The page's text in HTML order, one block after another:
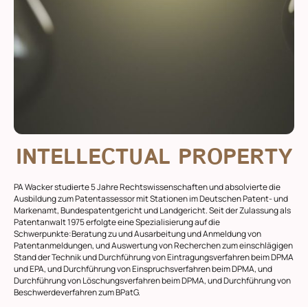
INTELLECTUAL PROPERTY
PA Wacker studierte 5 Jahre Rechtswissenschaften und absolvierte die
Ausbildung zum Patentassessor mit Stationen im Deutschen Patent- und
Markenamt, Bundespatentgericht und Landgericht. Seit der Zulassung als
Patentanwalt 1975 erfolgte eine Spezialisierung auf die
Schwerpunkte:Beratung zu und Ausarbeitung und Anmeldung von
Patentanmeldungen, und Auswertung von Recherchen zum einschlägigen
Stand der Technik und Durchführung von Eintragungsverfahren beim DPMA
und EPA, und Durchführung von Einspruchsverfahren beim DPMA, und
Durchführung von Löschungsverfahren beim DPMA, und Durchführung von
Beschwerdeverfahren zum BPatG.